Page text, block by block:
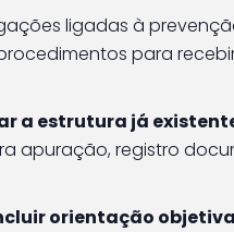
ligadas à
para
a estrutura já
apuração, registro
orientação